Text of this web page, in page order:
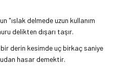
"ıslak delmede uzun kullanım
delikten dışarı taşır.
derin kesimde uç birkaç saniye
hasar demektir.